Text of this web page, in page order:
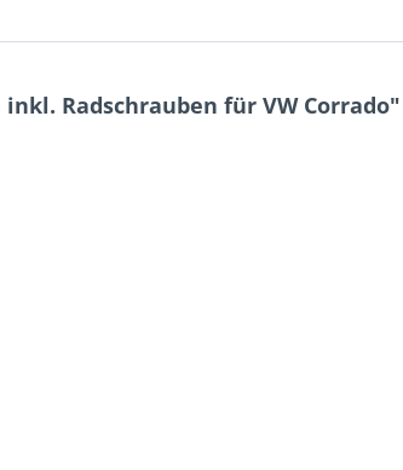
Radschrauben für VW Corrado"